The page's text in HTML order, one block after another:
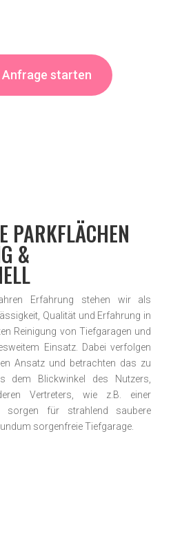
Anfrage starten
PARKFLÄCHEN
&
Erfahrung stehen wir als
Qualität und Erfahrung in
Reinigung von Tiefgaragen und
Einsatz. Dabei verfolgen
Ansatz und betrachten das zu
dem Blickwinkel des Nutzers,
Vertreters, wie z.B. einer
sorgen für strahlend saubere
sorgenfreie Tiefgarage.